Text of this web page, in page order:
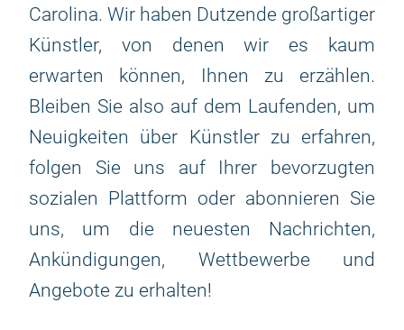
Carolina. Wir haben Dutzende großartiger
Künstler, von denen wir es kaum
erwarten können, Ihnen zu erzählen.
Bleiben Sie also auf dem Laufenden, um
Neuigkeiten über Künstler zu erfahren,
folgen Sie uns auf Ihrer bevorzugten
sozialen Plattform oder abonnieren Sie
uns, um die neuesten Nachrichten,
Ankündigungen, Wettbewerbe und
Angebote zu erhalten!